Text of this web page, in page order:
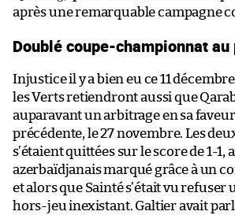
après une remarquable campagne
Doublé coupe-championnat
Injustice il y a bien eu ce 11
les Verts retiendront aussi que
auparavant un arbitrage en sa
précédente, le 27 novembre. Les
s’étaient quittées sur le score de 1-1,
azerbaïdjanais marqué grâce à un
et alors que Sainté s’était vu refuser
hors-jeu inexistant. Galtier avait